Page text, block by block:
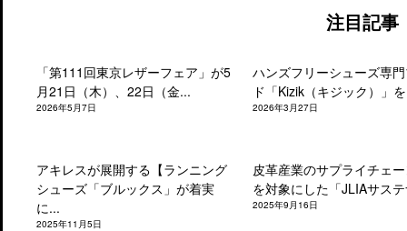
注目記事
「第111回東京レザーフェア」が5
月21日（木）、22日（金...
2026年5月7日
ハンズフリーシューズ専
ド「Kizik（キジック）」
2026年3月27日
アキレスが展開する【ランニング
シューズ「ブルックス」が着実
に...
2025年11月5日
皮革産業のサプライチェ
を対象にした「JLIAサス
2025年9月16日